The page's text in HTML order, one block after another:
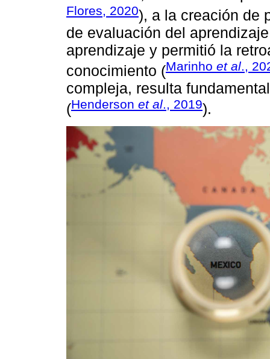
Flores, 2020), a la creación de
de evaluación del
aprendizaje y permitió la
conocimiento (Marinho et al.,
compleja, resulta
(Henderson et al., 2019).